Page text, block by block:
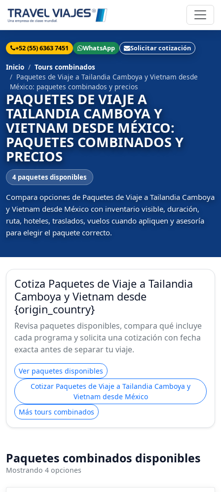
+52 (55) 6363 7451 WhatsApp Solicitar cotización
Inicio
Tours combinados
Paquetes de Viaje a Tailandia Camboya y Vietnam desde
México: paquetes combinados y precios
PAQUETES DE VIAJE A
TAILANDIA CAMBOYA Y
VIETNAM DESDE MÉXICO:
PAQUETES COMBINADOS Y
PRECIOS
4 paquetes disponibles
Compara opciones de Paquetes de Viaje a Tailandia Camboya
y Vietnam desde México con inventario visible, duración,
ruta, hoteles, traslados, vuelos cuando apliquen y asesoría
para elegir el paquete correcto.
Cotiza Paquetes de Viaje a Tailandia
Camboya y Vietnam desde
{origin_country}
Revisa paquetes disponibles, compara qué incluye
cada programa y solicita una cotización con fecha
exacta antes de separar tu viaje.
Ver paquetes disponibles
Cotizar Paquetes de Viaje a Tailandia Camboya y
Vietnam desde México
Más tours combinados
Paquetes combinados disponibles
Mostrando 4 opciones